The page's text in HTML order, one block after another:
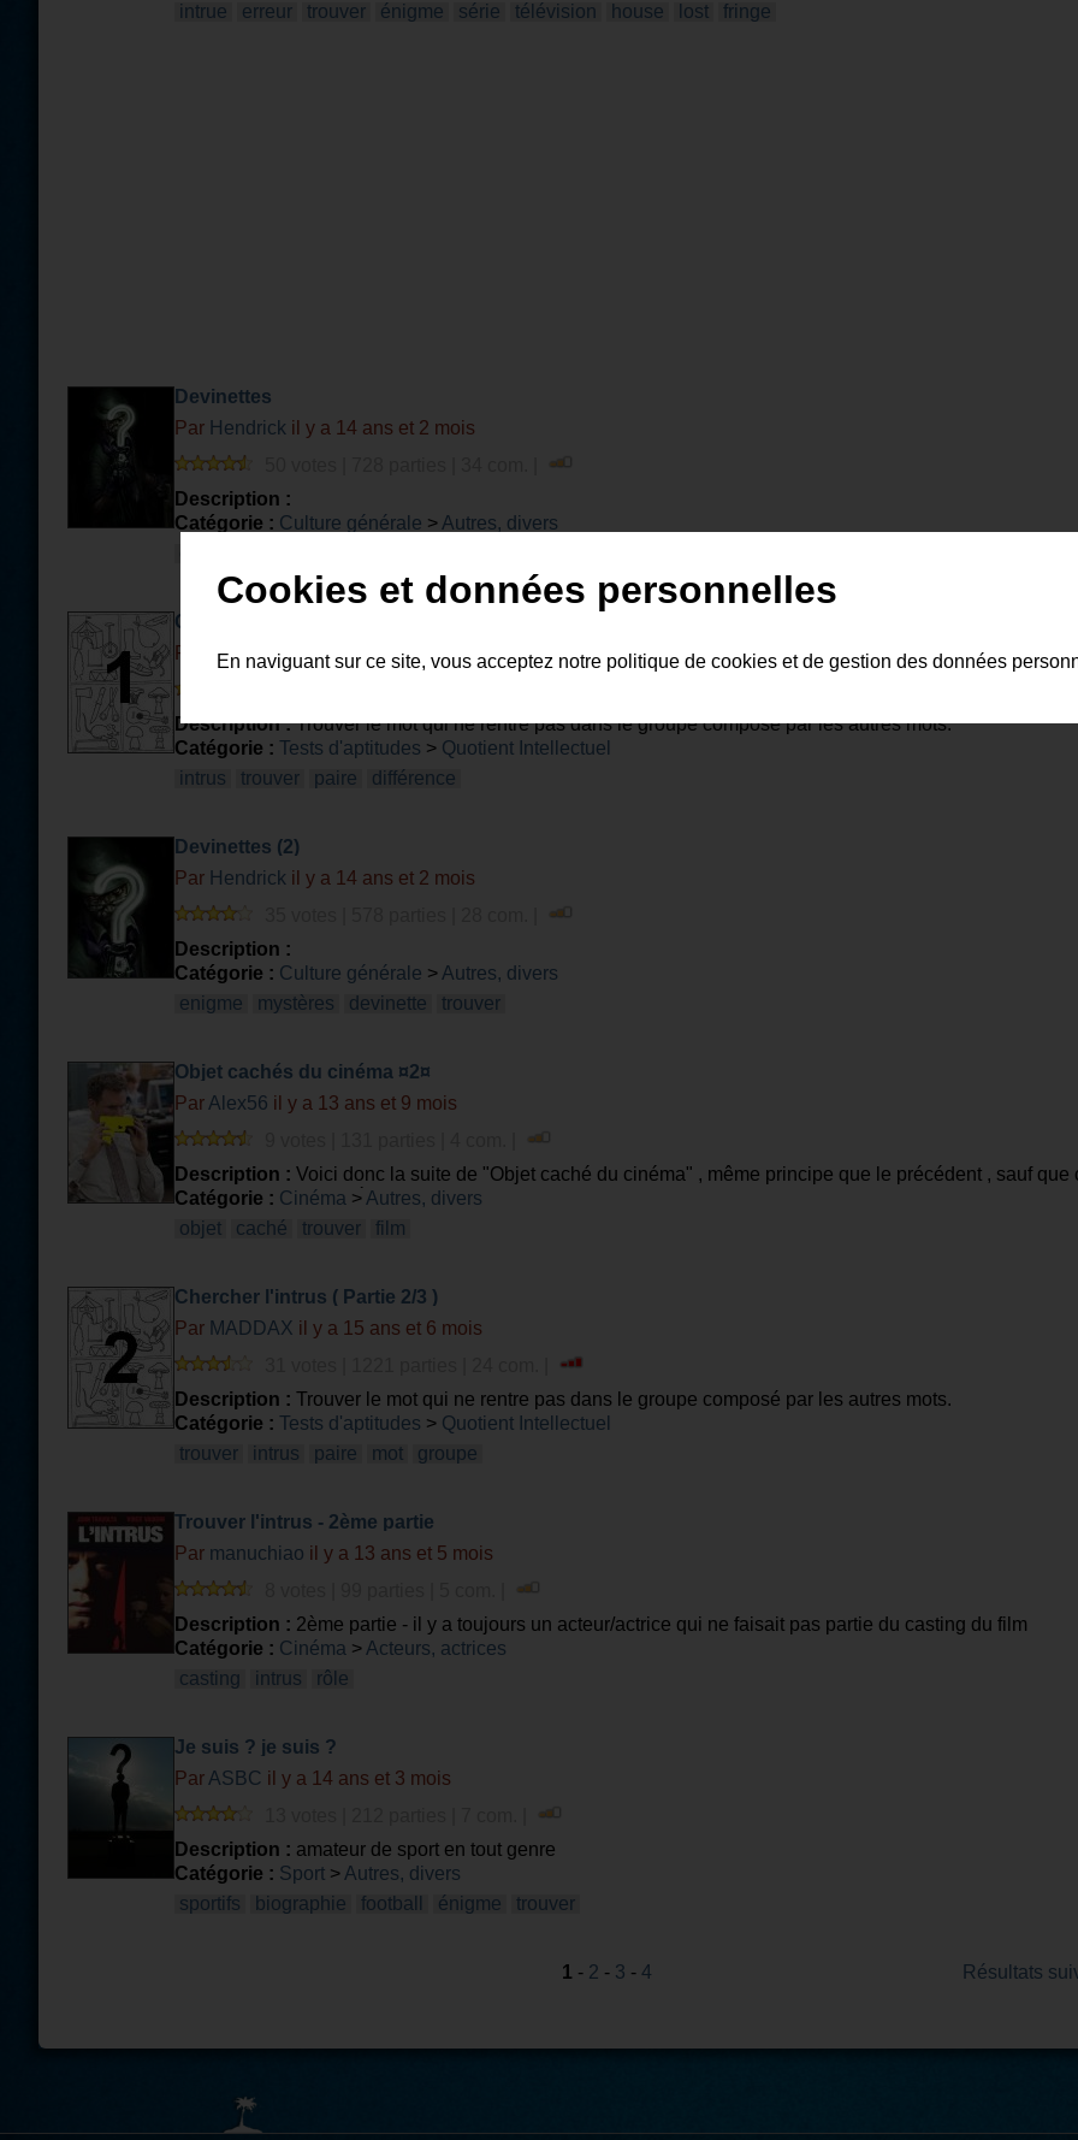
intrue
erreur trouver énigme série télévision house lost fringe
Devinettes
Par Hendrick il y a 14 ans et 2 mois
Description :
Catégorie : Culture générale > Autres, divers
Chercher l'intrus ( Partie 1/3 )
Par
MADDAXil y a 15 ans et 6 mois
Description :Trouver le mot qui ne rentre pas dans le groupe composé par les autres mots.
Catégorie : Tests d'aptitudes > Quotient Intellectuel
intrus
trouver paire différence
Devinettes (2)
Par Hendrick il y a 14 ans et 2 mois
Description :
Catégorie : Culture générale > Autres, divers
enigme
mystères devinette trouver
Objet cachés du cinéma ¤2¤
Par Alex56 il y a 13 ans et 9 mois
Description : Voici donc la suite de "Objet caché du cinéma" , même principe que le précédent , sauf que
fois il n'y aura que 3 réponses possibles mais autant de points !
Catégorie : Cinéma > Autres, divers
objet
caché trouver film
Chercher l'intrus ( Partie 2/3 )
Par MADDAX il y a 15 ans et 6 mois
Description : Trouver le mot qui ne rentre pas dans le groupe composé par les autres mots.
Catégorie : Tests d'aptitudes > Quotient Intellectuel
trouver
intrus paire mot groupe
Trouver l'intrus - 2ème partie
Par manuchiao il y a 13 ans et 5 mois
Description : 2ème partie - il y a toujours un acteur/actrice qui ne faisait pas partie du casting du film
Catégorie : Cinéma > Acteurs, actrices
casting
intrus rôle
Je suis ? je suis ?
Par ASBC il y a 14 ans et 3 mois
Description : amateur de sport en tout genre
Catégorie : Sport > Autres, divers
sportifs
biographie football énigme trouver
1 - 2 - 3 - 4 Résultats
Cookies et données personnelles
En naviguant sur ce site, vous acceptez notre politique de cookies et de gestion des données